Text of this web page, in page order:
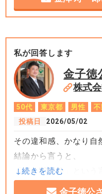
「自分だけに特別に教
なんだか裏切られたよ
になりますね。
お気持ちよく分かりま
結論から申し上げます
が、販売戦略として
うケースは現実に存在
くための営業トークと
るのも、この業界の悲
私が回答します
金子徳
株式
50代 東京都 男性
投稿日
2026/05/02
その違和感、かなり自
結論から言うと、
「未公開物件」という
ークとして使われるこ
金子徳公